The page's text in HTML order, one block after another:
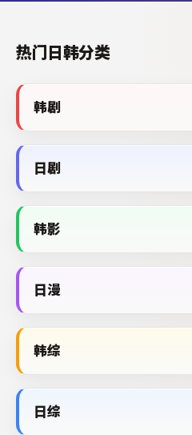
热门日韩分类
韩剧
日剧
韩影
日漫
韩综
日综